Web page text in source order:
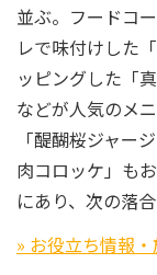
並ぶ。フードコ
レで味付けした
ッピングした「
などが人気のメ
「醍醐桜ジャー
肉コロッケ」も
にあり、次の落
» お役立ち情報